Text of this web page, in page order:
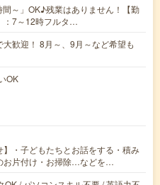
～」OK♪残業はありません！【勤
7～12時フルタ…
大歓迎！ 8月～、9月～など希望も
OK
】・子どもたちとお話をする・積み
お片付け・お掃除…などを…